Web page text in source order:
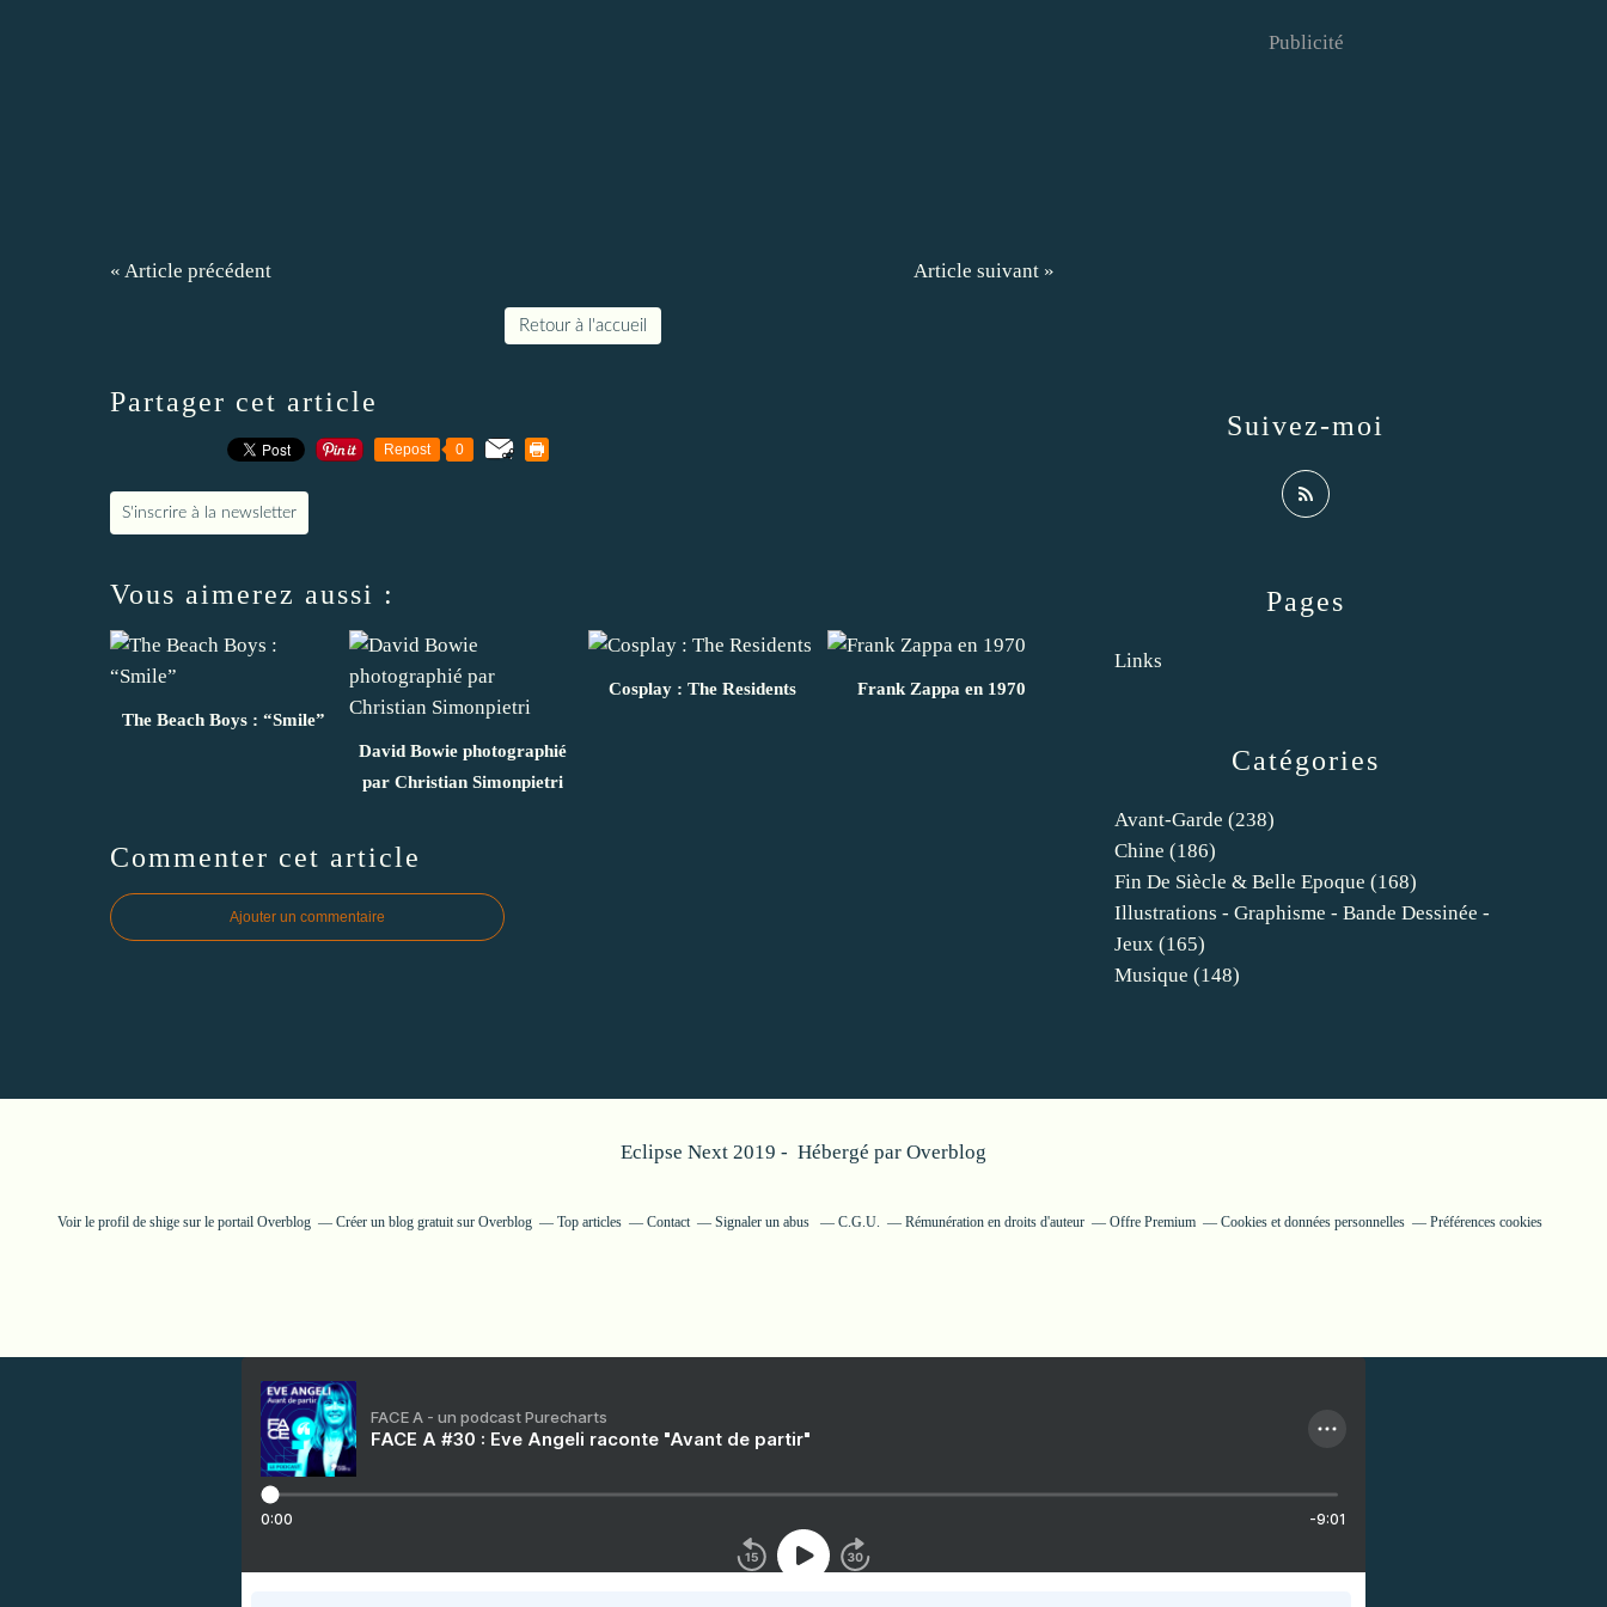
« Article précédent Article suivant »
Retour à l'accueil
Partager cet article
Repost 0
S'inscrire à la newsletter
Vous aimerez aussi :
The Beach Boys : “Smile”
David Bowie photographié
par Christian Simonpietri
Cosplay : The Residents Frank Zappa en 1970
Commenter cet article
Ajouter un commentaire
Catégories
Avant-Garde (238)
Chine (186)
Fin De Siècle & Belle Epoque (168)
Illustrations - Graphisme - Bande Dessinée -
Jeux (165)
Musique (148)
Pages
Links
Suivez-moi
Publicité
Eclipse Next 2019 - Hébergé par Overblog
Voir le profil de shige sur le portail Overblog Créer un blog gratuit sur Overblog Top articles Contact Signaler un abus C.G.U. Rémunération en droits d'auteur Offre Premium Cookies et données personnelles Préférences cookies
FACE A - un podcast Purecharts
FACE A #30 : Eve Angeli raconte "Avant de partir"
0:00 -9:01